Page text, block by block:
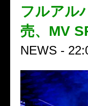
フルアル
売、MV
NEWS -